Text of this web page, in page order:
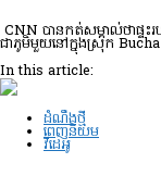
CNN បានកត់សម្គាល់ថាផ្ទ
ជាភូមិមួយនៅក្នុងស្រុក
In this article:
ដំណឹងថ្មី
ពេញនិយម
វីដេអូ